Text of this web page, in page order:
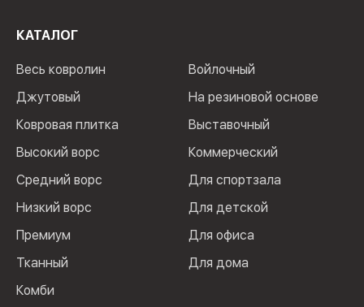
КАТАЛОГ
Весь ковролин
Джутовый
Ковровая плитка
Высокий ворс
Средний ворс
Низкий ворс
Премиум
Тканный
Комби
Войлочный
На резиновой основе
Выставочный
Коммерческий
Для спортзала
Для детской
Для офиса
Для дома